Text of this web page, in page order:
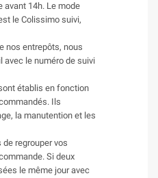
avant 14h. Le mode
le Colissimo suivi,
nos entrepôts, nous
avec le numéro de suivi
établis en fonction
Ils
la manutention et les
regrouper vos
Si deux
le même jour avec